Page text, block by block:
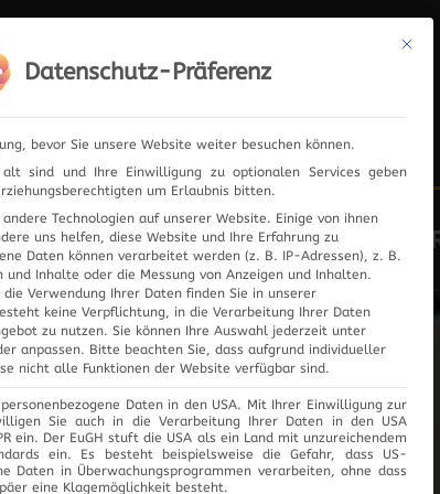
PRODUKTE ANFRAGE UNSER TEAM
SCHLAGWORT:
Mit
Datenschutz-Präferenz
bevor Sie unsere Website weiter besuchen können.
sind und Ihre Einwilligung zu optionalen Services geben
um Erlaubnis bitten.
Technologien auf unserer Website. Einige von ihnen
uns helfen, diese Website und Ihre Erfahrung zu
Daten können verarbeitet werden (z. B. IP-Adressen), z. B.
Inhalte oder die Messung von Anzeigen und Inhalten.
Verwendung Ihrer Daten finden Sie in unserer
keine Verpflichtung, in die Verarbeitung Ihrer Daten
zu nutzen. Sie können Ihre Auswahl jederzeit unter
anpassen. Bitte beachten Sie, dass aufgrund individueller
nicht alle Funktionen der Website verfügbar sind.
Daten in den USA. Mit Ihrer Einwilligung zur
Sie auch in die Verarbeitung Ihrer Daten in den USA
ein. Der EuGH stuft die USA als ein Land mit unzureichendem
ein. Es besteht beispielsweise die Gefahr, dass US-
Daten in Überwachungsprogrammen verarbeiten, ohne dass
eine Klagemöglichkeit besteht.